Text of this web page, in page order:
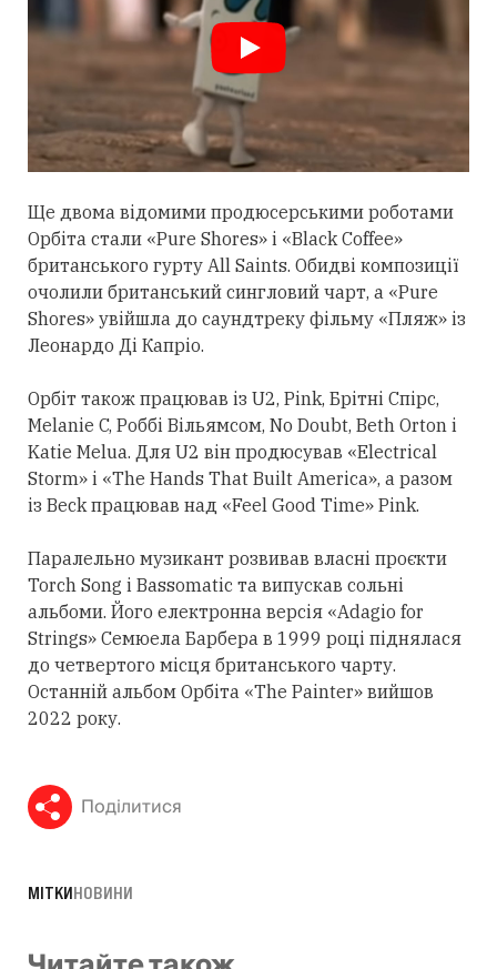
Ще двома відомими продюсерськими роботами
Орбіта стали «Pure Shores» і «Black Coffee»
британського гурту All Saints. Обидві композиції
очолили британський сингловий чарт, а «Pure
Shores» увійшла до саундтреку фільму «Пляж» із
Леонардо Ді Капріо.
Орбіт також працював із U2, Pink, Брітні Спірс,
Melanie C, Роббі Вільямсом, No Doubt, Beth Orton і
Katie Melua. Для U2 він продюсував «Electrical
Storm» і «The Hands That Built America», а разом
із Beck працював над «Feel Good Time» Pink.
Паралельно музикант розвивав власні проєкти
Torch Song і Bassomatic та випускав сольні
альбоми. Його електронна версія «Adagio for
Strings» Семюела Барбера в 1999 році піднялася
до четвертого місця британського чарту.
Останній альбом Орбіта «The Painter» вийшов
2022 року.
Поділитися
МІТКИНОВИНИ